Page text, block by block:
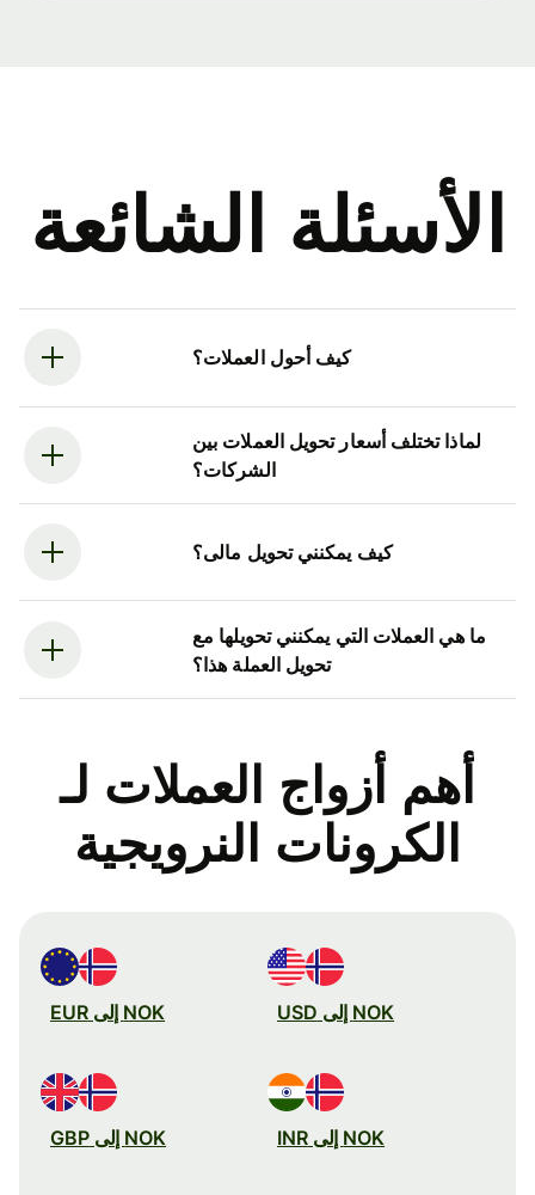
الأسئلة الشائعة
كيف أحول العملات؟
لماذا تختلف أسعار تحويل العملات بين
الشركات؟
كيف يمكنني تحويل مالى؟
ما هي العملات التي يمكنني تحويلها مع
تحويل العملة هذا؟
أهم أزواج العملات لـ
الكرونات النرويجية
NOK إلى USD NOK إلى EUR
NOK إلى INR NOK إلى GBP